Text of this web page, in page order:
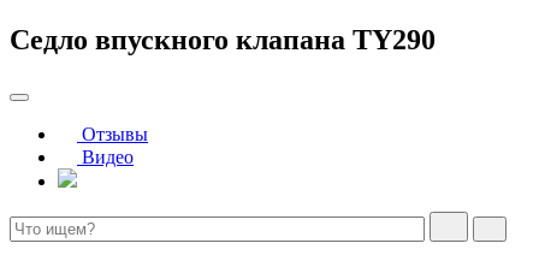
Седло впускного клапана TY290
Отзывы
Видео